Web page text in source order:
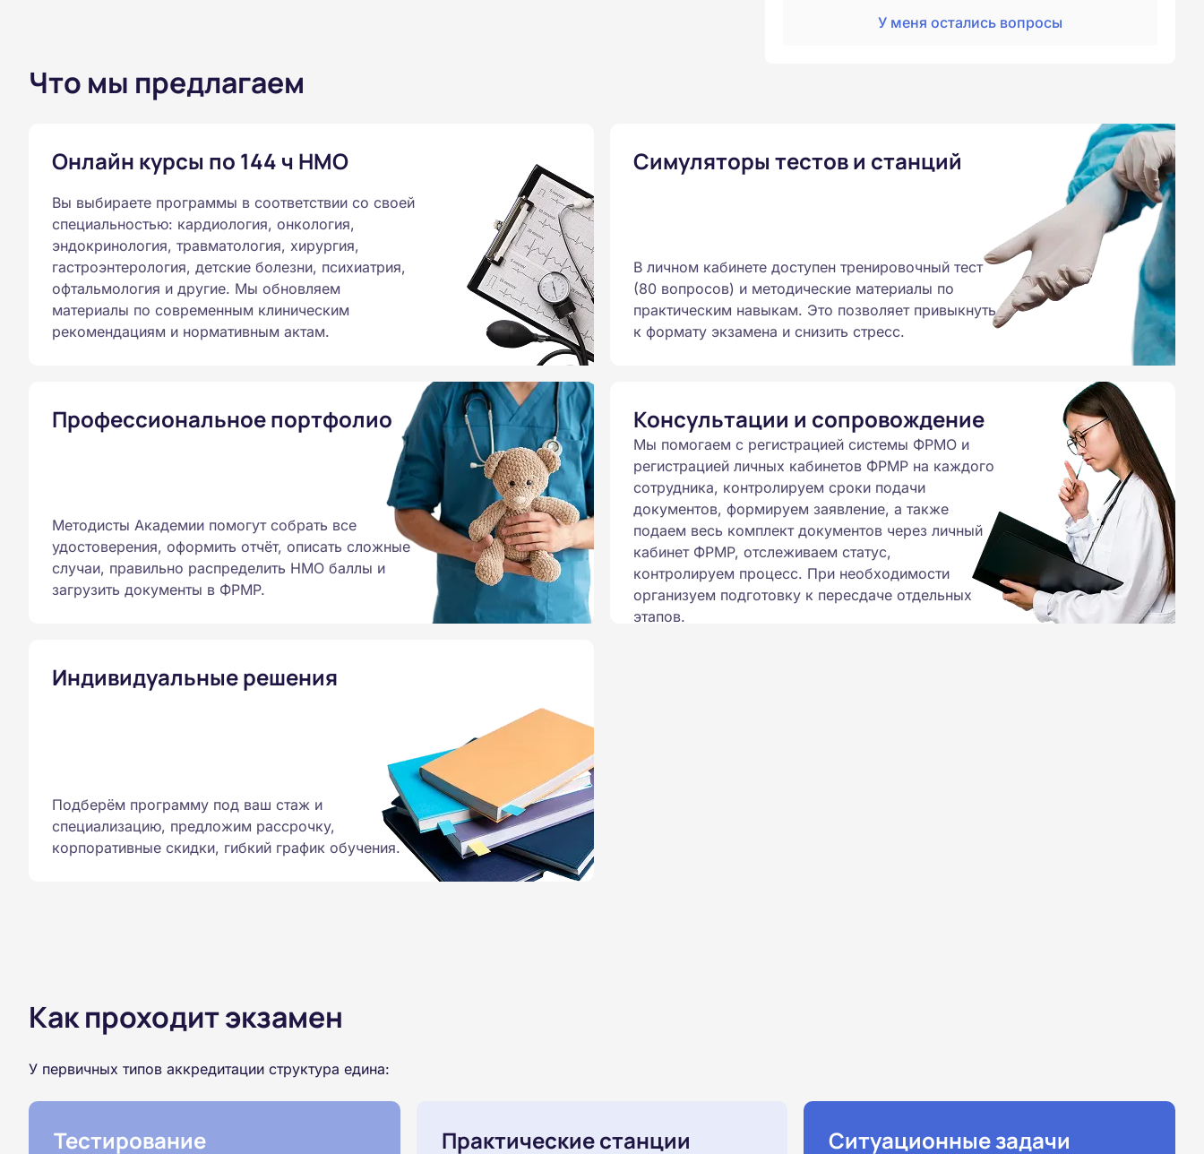
У меня остались вопросы
Что мы предлагаем
Онлайн курсы по 144 ч НМО
Вы выбираете программы в соответствии со своей
специальностью: кардиология, онкология,
эндокринология, травматология, хирургия,
гастроэнтерология, детские болезни, психиатрия,
офтальмология и другие. Мы обновляем
материалы по современным клиническим
рекомендациям и нормативным актам.
Симуляторы тестов и станций
В личном кабинете доступен тренировочный тест
(80 вопросов) и методические материалы по
практическим навыкам. Это позволяет привыкнуть
к формату экзамена и снизить стресс.
Профессиональное портфолио
Методисты Академии помогут собрать все
удостоверения, оформить отчёт, описать сложные
случаи, правильно распределить НМО баллы и
загрузить документы в ФРМР.
Консультации и сопровождение
Мы помогаем с регистрацией системы ФРМО и
регистрацией личных кабинетов ФРМР на каждого
сотрудника, контролируем сроки подачи
документов, формируем заявление, а также
подаем весь комплект документов через личный
кабинет ФРМР, отслеживаем статус,
контролируем процесс. При необходимости
организуем подготовку к пересдаче отдельных
этапов.
Индивидуальные решения
Подберём программу под ваш стаж и
специализацию, предложим рассрочку,
корпоративные скидки, гибкий график обучения.
Как проходит экзамен
У первичных типов аккредитации структура едина:
Тестирование Практические станции Ситуационные задачи